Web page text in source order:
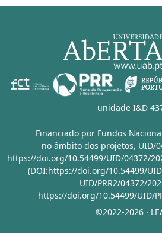
unidade I&D
Financiado por Fundos
no âmbito dos projetos, UID/
https://doi.org/10.54499/UID/04372/
(DOI:https://doi.org/10.54499/
UID/PRR2/04372/
https://doi.org/10.54499/UID/
©2022-2026 ·